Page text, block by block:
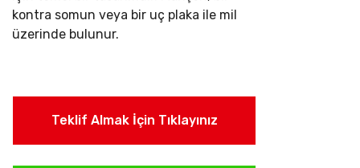
kontra somun veya bir uç plaka ile mil
üzerinde bulunur.
Teklif Almak İçin Tıklayınız